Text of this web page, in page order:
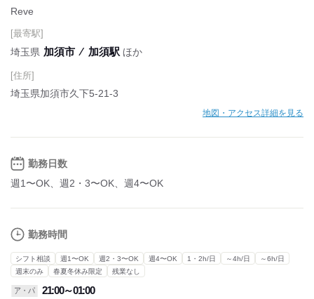
Reve
[最寄駅]
埼玉県 加須市 ⁄ 加須駅 ほか
[住所]
埼玉県加須市久下5-21-3
地図・アクセス詳細を見る
勤務日数
週1〜OK、週2・3〜OK、週4〜OK
勤務時間
シフト相談 週1〜OK 週2・3〜OK 週4〜OK 1・2h/日 ～4h/日
～6h/日
週末のみ
春夏冬休み限定 残業なし
ア・パ 21:00～01:00